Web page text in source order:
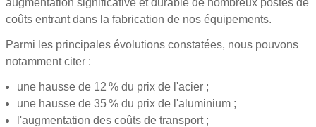
coûts entrant dans la fabrication de nos équipements.
Parmi les principales évolutions constatées, nous pouvons
notamment citer :
une hausse de 12 % du prix de l'acier ;
une hausse de 35 % du prix de l'aluminium ;
l'augmentation des coûts de transport ;